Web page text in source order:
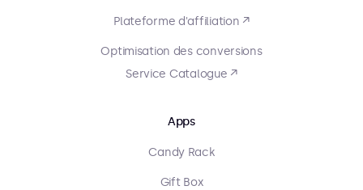
Plateforme d'affiliation ↗
Optimisation des conversions
Service Catalogue ↗
Apps
Candy Rack
Gift Box